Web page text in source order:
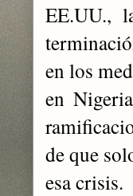
EE.UU.,
en los
en
de que
esa crisis.